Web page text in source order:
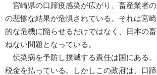
宮崎県の口蹄疫感染が広がり、畜産業者
の悲惨な結果が危惧されている。それは宮
的な危機に陥らせるだけではなく、日本の
ねない問題となっている。
伝染病を予防し撲滅する責任は国にある
税金を払っている。しかしこの政府は、口